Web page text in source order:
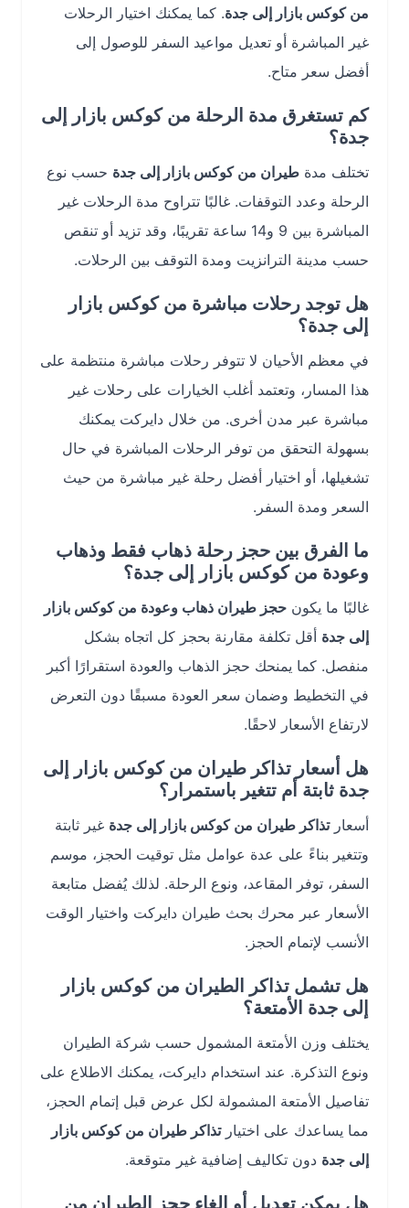
من كوكس بازار إلى جدة. كما يمكنك اختيار الرحلات
غير المباشرة أو تعديل مواعيد السفر للوصول إلى
أفضل سعر متاح.
كم تستغرق مدة الرحلة من كوكس بازار إلى
جدة؟
تختلف مدةطيران من كوكس بازار إلى جدةحسب نوع
الرحلة وعدد التوقفات. غالبًا تتراوح مدة الرحلات غير
المباشرة بين 9 و14 ساعة تقريبًا، وقد تزيد أو تنقص
حسب مدينة الترانزيت ومدة التوقف بين الرحلات.
هل توجد رحلات مباشرة من كوكس بازار
إلى جدة؟
في معظم الأحيان لا تتوفر رحلات مباشرة منتظمة على
هذا المسار، وتعتمد أغلب الخيارات على رحلات غير
مباشرة عبر مدن أخرى. من خلال دايركت يمكنك
بسهولة التحقق من توفر الرحلات المباشرة في حال
تشغيلها، أو اختيار أفضل رحلة غير مباشرة من حيث
السعر ومدة السفر.
ما الفرق بين حجز رحلة ذهاب فقط وذهاب
وعودة من كوكس بازار إلى جدة؟
غالبًا ما يكون حجز طيران ذهاب وعودة من كوكس بازار
إلى جدةأقل تكلفة مقارنة بحجز كل اتجاه بشكل
منفصل. كما يمنحك حجز الذهاب والعودة استقرارًا أكبر
في التخطيط وضمان سعر العودة مسبقًا دون التعرض
لارتفاع الأسعار لاحقًا.
هل أسعار تذاكر طيران من كوكس بازار إلى
جدة ثابتة أم تتغير باستمرار؟
أسعارتذاكر طيران من كوكس بازار إلى جدةغير ثابتة
وتتغير بناءً على عدة عوامل مثل توقيت الحجز، موسم
السفر، توفر المقاعد، ونوع الرحلة. لذلك يُفضل متابعة
الأسعار عبر محرك بحث طيران دايركت واختيار الوقت
الأنسب لإتمام الحجز.
هل تشمل تذاكر الطيران من كوكس بازار
إلى جدة الأمتعة؟
يختلف وزن الأمتعة المشمول حسب شركة الطيران
ونوع التذكرة. عند استخدام دايركت، يمكنك الاطلاع على
تفاصيل الأمتعة المشمولة لكل عرض قبل إتمام الحجز،
مما يساعدك على اختيارتذاكر طيران من كوكس بازار
إلى جدةدون تكاليف إضافية غير متوقعة.
هل يمكن تعديل أو إلغاء حجز الطيران من